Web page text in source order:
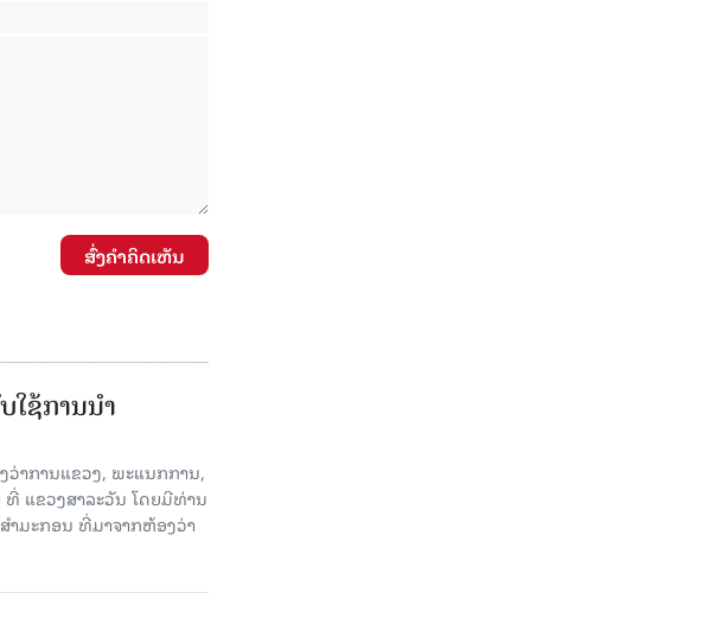
ສົ່ງຄໍາຄິດເຫັນ
ໃຊ້ການນໍາ
າການແຂວງ, ພະແນກການ,
ແຂວງສາລະວັນ ໂດຍ​ມີທ່ານ
ມະກອນ ທີ່ມາຈາກຫ້ອງວ່າ